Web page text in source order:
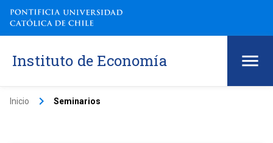
Instituto de Economía
Inicio keyboard_arrow_right Seminarios